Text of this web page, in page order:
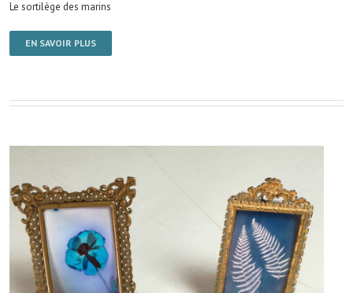
Le sortilège des marins
EN SAVOIR PLUS